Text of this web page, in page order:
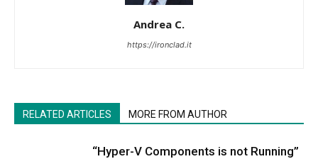
Andrea C.
https://ironclad.it
RELATED ARTICLES MORE FROM AUTHOR
“Hyper-V Components is not Running”